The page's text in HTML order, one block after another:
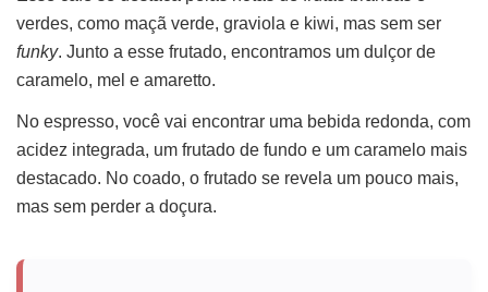
verdes, como maçã verde, graviola e kiwi, mas sem ser
funky. Junto a esse frutado, encontramos um dulçor de
caramelo, mel e amaretto.
No espresso, você vai encontrar uma bebida redonda, com
acidez integrada, um frutado de fundo e um caramelo mais
destacado. No coado, o frutado se revela um pouco mais,
mas sem perder a doçura.